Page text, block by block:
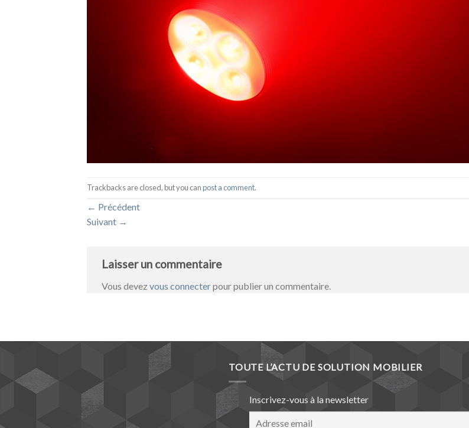
Trackbacks are closed, but you canpost a comment.
← Précédent
Suivant →
Laisser un commentaire
Vous devez vous connecterpour publier un commentaire.
TOUTE L’ACTU DE SOLUTION MOBILIER
Inscrivez-vous à la newsletter